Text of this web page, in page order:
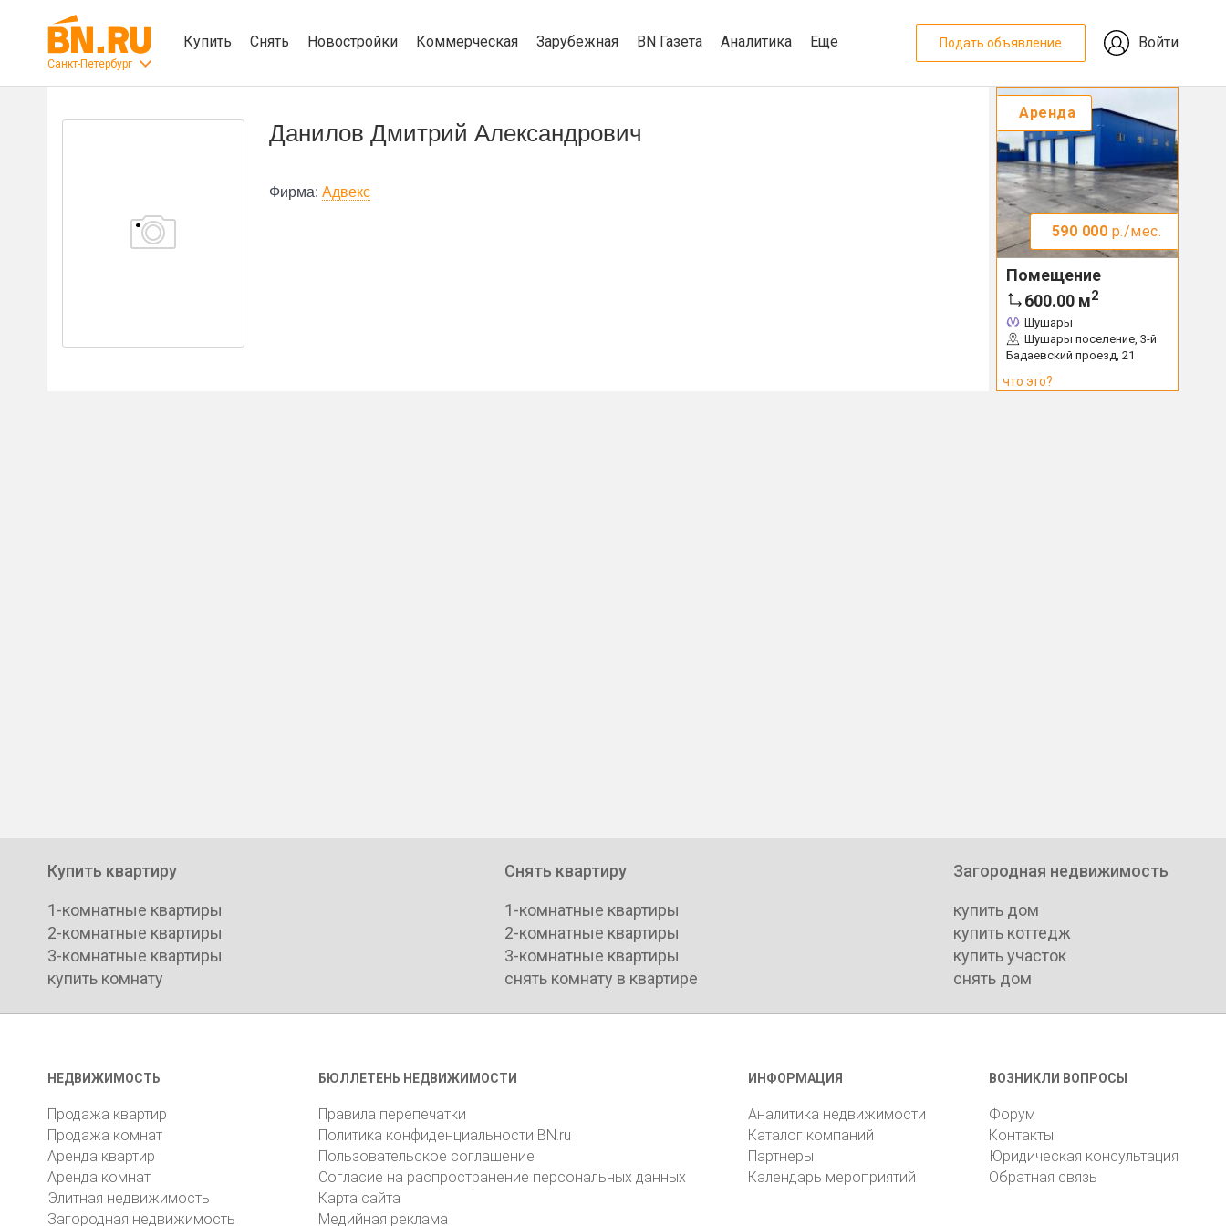
Санкт-Петербург
Купить Снять Новостройки Коммерческая Зарубежная BN Газета Аналитика Ещё Подать объявление Войти
Данилов Дмитрий Александрович
Фирма: Адвекс
Аренда
590 000 р./мес.
Помещение
600.00 м2
Шушары
Шушары поселение, 3-й
Бадаевский проезд, 21
что это?
Купить квартиру
1-комнатные квартиры
2-комнатные квартиры
3-комнатные квартиры
купить комнату
Снять квартиру
1-комнатные квартиры
2-комнатные квартиры
3-комнатные квартиры
снять комнату в квартире
Загородная недвижимость
купить дом
купить коттедж
купить участок
снять дом
НЕДВИЖИМОСТЬ
Продажа квартир
Продажа комнат
Аренда квартир
Аренда комнат
Элитная недвижимость
Загородная недвижимость
БЮЛЛЕТЕНЬ НЕДВИЖИМОСТИ
Правила перепечатки
Политика конфиденциальности BN.ru
Пользовательское соглашение
Согласие на распространение персональных данных
Карта сайта
Медийная реклама
ИНФОРМАЦИЯ
Аналитика недвижимости
Каталог компаний
Партнеры
Календарь мероприятий
ВОЗНИКЛИ ВОПРОСЫ
Форум
Контакты
Юридическая консультация
Обратная связь